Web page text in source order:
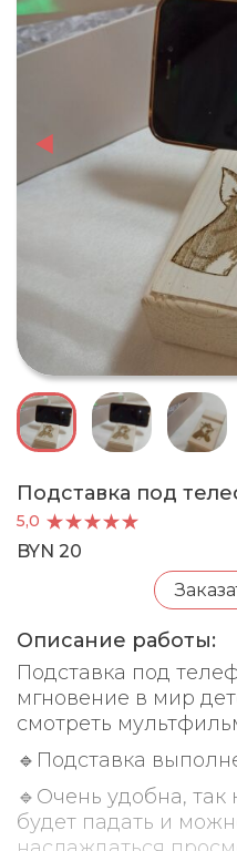
Подставка под
5,0
BYN 20
Описание работы:
Подставка под
мгновение в мир
смотреть
🔹Подставка
🔹Очень удобна,
будет падать и